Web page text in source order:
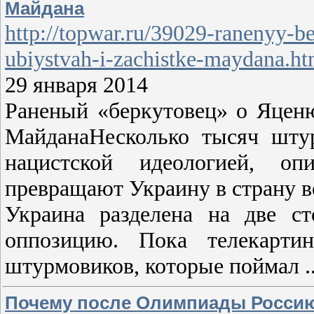
Майдана
http://topwar.ru/39029-ranenyy-
ubiystvah-i-zachistke-
29 января 2014
Раненый «беркутовец» о
МайданаНесколько тысяч
нацистской идеологией,
превращают Украину в страну
Украина разделена на две
оппозицию. Пока
штурмовиков, которые поймал
Почему после Олимпиады